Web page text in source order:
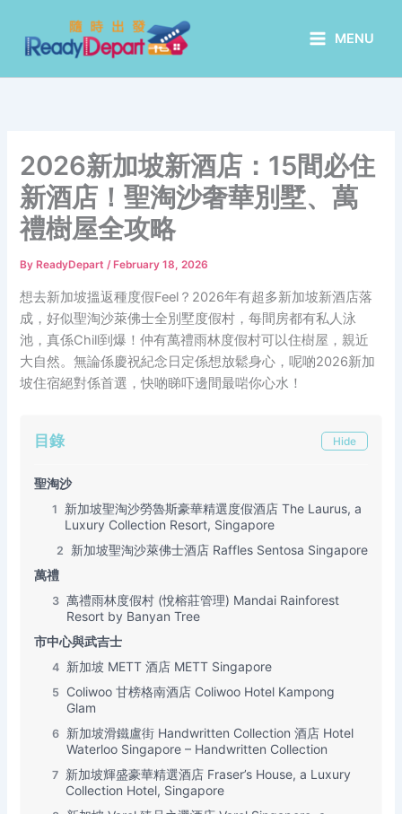
content
MENU
2026新加坡新酒店：15間必住
新酒店！聖淘沙奢華別墅、萬
禮樹屋全攻略
By ReadyDepart/ February 18, 2026
想去新加坡搵返種度假Feel？2026年有超多新加坡新酒店落
成，好似聖淘沙萊佛士全別墅度假村，每間房都有私人泳
池，真係Chill到爆！仲有萬禮雨林度假村可以住樹屋，親近
大自然。無論係慶祝紀念日定係想放鬆身心，呢啲2026新加
坡住宿絕對係首選，快啲睇吓邊間最啱你心水！
目錄 Hide
聖淘沙
1
新加坡聖淘沙勞魯斯豪華精選度假酒店 The Laurus, a
Luxury Collection Resort, Singapore
2
新加坡聖淘沙萊佛士酒店 Raffles Sentosa Singapore
萬禮
3 萬禮雨林度假村 (悅榕莊管理) Mandai Rainforest
Resort by Banyan Tree
市中心與武吉士
4 新加坡 METT 酒店 METT Singapore
5
Coliwoo 甘榜格南酒店 Coliwoo Hotel Kampong
Glam
6 新加坡滑鐵盧街 Handwritten Collection 酒店 Hotel
Waterloo Singapore – Handwritten Collection
7 新加坡輝盛豪華精選酒店 Fraser’s House, a Luxury
Collection Hotel, Singapore